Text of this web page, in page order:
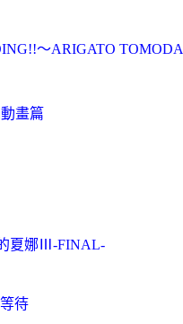
～ARIGATO
畫篇
夏娜Ⅲ-FINAL-
待